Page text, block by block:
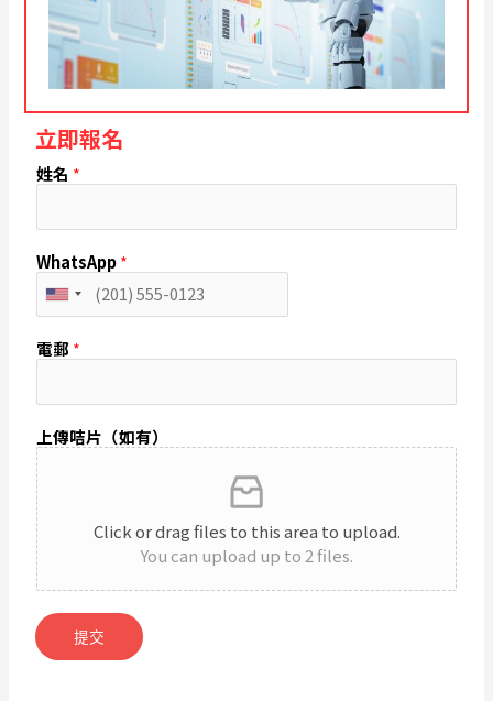
立即報名
姓名 *
WhatsApp*
U
n
i
t
t
電郵*
上傳咭片（如有）
Click or drag files to this area to upload.
You can upload up to 2 files.
提交